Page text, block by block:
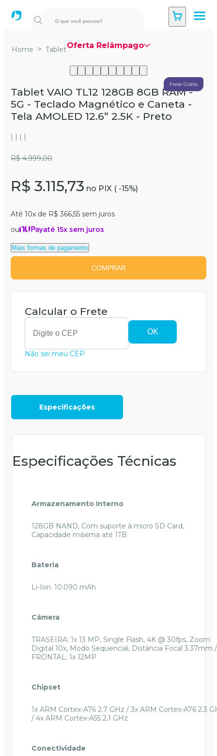
Oferta Relâmpago
Home > Tablet
Frete Grátis
Tablet VAIO TL12 128GB 8GB RAM -
5G - Teclado Magnético e Caneta -
Tela AMOLED 12.6” 2.5K - Preto
| | | |
R$ 4.999,00
R$ 3.115,73 no PIX ( -15%)
Até 10x de R$ 366,55 sem juros
ou
até 15x sem juros
Mais formas de pagamento
COMPRAR
Calcular o Frete
Não sei meu CEP
OK
Especificações
Especificações Técnicas
Armazenamento Interno
128GB NAND, Com suporte à micro SD Card,
Capacidade máxima até 1TB
Bateria
Li-Ion. 10.090 mAh
Câmera
TRASEIRA: 1x 13 MP, Single Flash, 4K @ 30fps, Zoom
Digital 10x, Modo Sequencial, Distância Focal 3.37mm /
FRONTAL: 1x 12MP
Chipset
1x ARM Cortex-A76 2.7 GHz / 3x ARM Cortex-A76 2.3
/ 4x ARM Cortex-A55 2.1 GHz
Conectividade